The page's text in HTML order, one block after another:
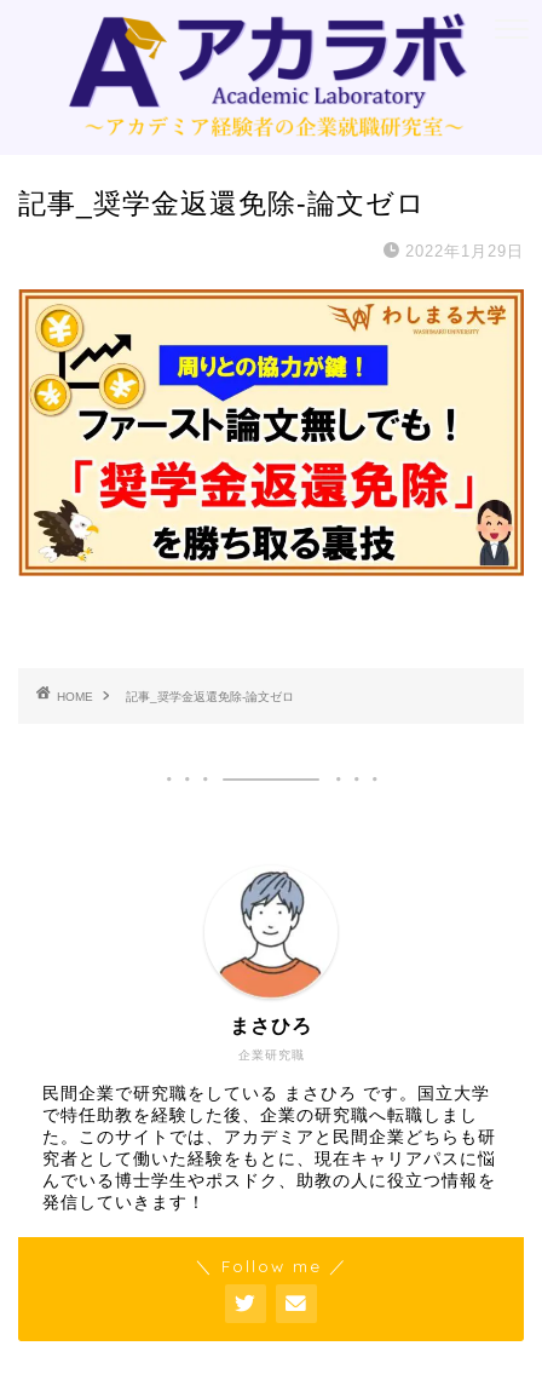
記事_奨学金返還免除-論文ゼロ
2022年1月29日
HOME 記事_奨学金返還免除-論文ゼロ
企業研究職
まさひろ
民間企業で研究職をしている まさひろ です。国立大学
で特任助教を経験した後、企業の研究職へ転職しまし
た。このサイトでは、アカデミアと民間企業どちらも研
究者として働いた経験をもとに、現在キャリアパスに悩
んでいる博士学生やポスドク、助教の人に役立つ情報を
発信していきます！
＼ Follow me ／